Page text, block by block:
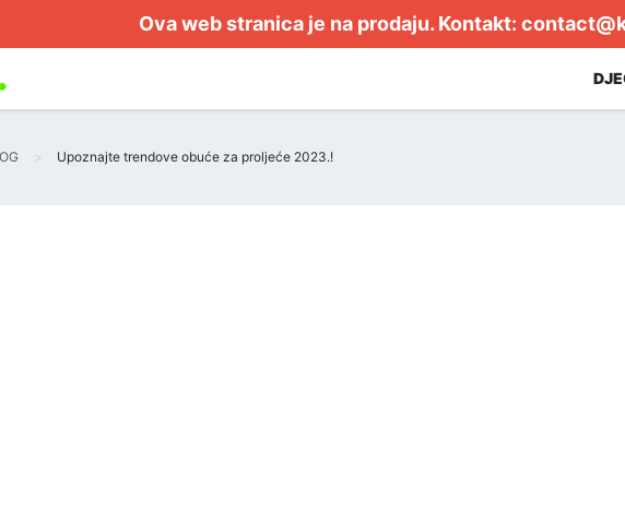
Ova web stranica je na prodaju. Kontakt:
Upoznajte trendove obuće za proljeće 2023.!